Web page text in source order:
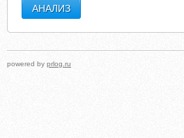
powered by prlog.ru